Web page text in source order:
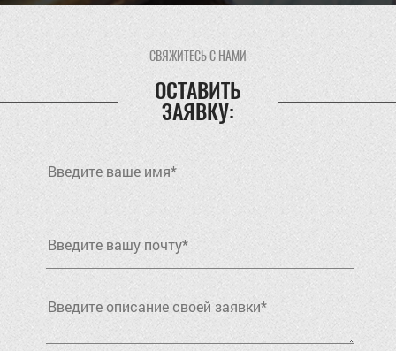
СВЯЖИТЕСЬ С НАМИ
ОСТАВИТЬ
ЗАЯВКУ: